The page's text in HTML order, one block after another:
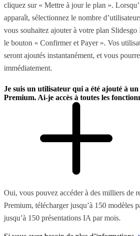
cliquez sur « Mettre à jour le plan ».
apparaît, sélectionnez le nombre
vous souhaitez ajouter à votre plan
le bouton « Confirmer et Payer ». Vos
seront ajoutés instantanément, et vous
immédiatement.
Je suis un utilisateur qui a été ajouté à
Premium. Ai-je accès à toutes les
Oui, vous pouvez accéder à des milliers de
Premium, télécharger jusqu’à 150 modèles
jusqu’à 150 présentations IA par mois.